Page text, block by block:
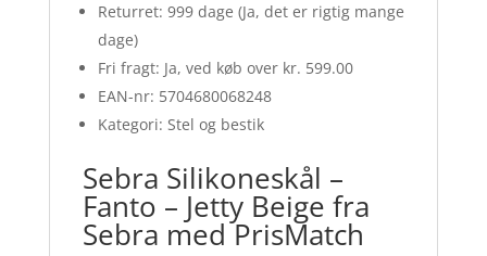
Returret: 999 dage (Ja, det er rigtig mange
dage)
Fri fragt: Ja, ved køb over kr. 599.00
EAN-nr: 5704680068248
Kategori: Stel og bestik
Sebra Silikoneskål –
Fanto – Jetty Beige fra
Sebra med PrisMatch